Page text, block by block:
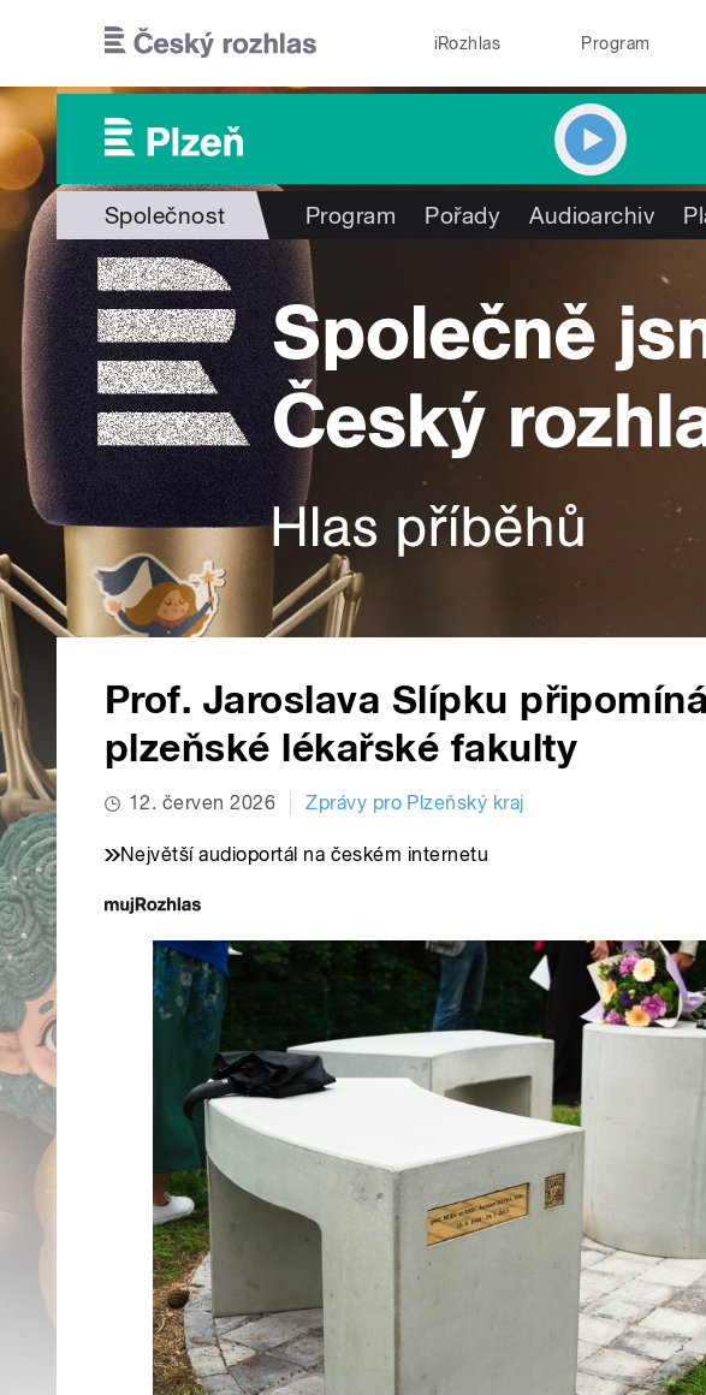
iRozhlas Program
Společnost Program Pořady Audioarchiv
Prof. Jaroslava Slípku
plzeňské lékařské fakulty
12. červen 2026 Zprávy pro Plzeňský kraj
Největší audioportál na českém internetu